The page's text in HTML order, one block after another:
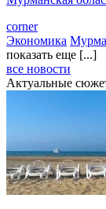
corner
Экономика
показать еще [...]
все новости
Актуальные